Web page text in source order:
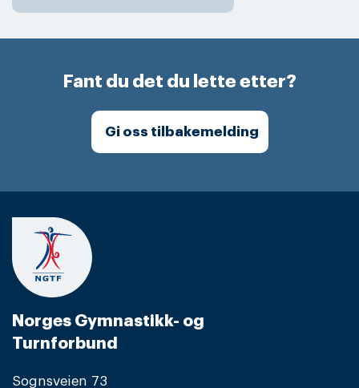
Fant du det du lette etter?
Gi oss tilbakemelding
Norges Gymnastikk- og
Turnforbund
Sognsveien 73